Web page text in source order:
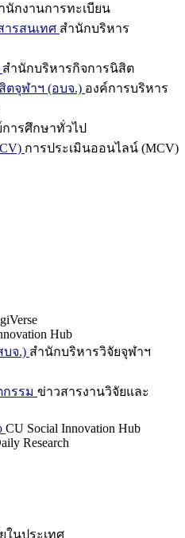
นักงานการทะเบียน
ารสนเทศ สำนักบริหาร
สำนักบริหารกิจการนิสิต
ตจุฬาฯ (อบจ.) องค์การบริหาร
ารศึกษาทั่วไป
การประเมินออนไลน์ (MCV)
Hub
บจ.) สำนักบริหารวิจัยจุฬาฯ
รรม ข่าวสารงานวิจัยและ
CU Social Innovation Hub
Research
ในประเทศ